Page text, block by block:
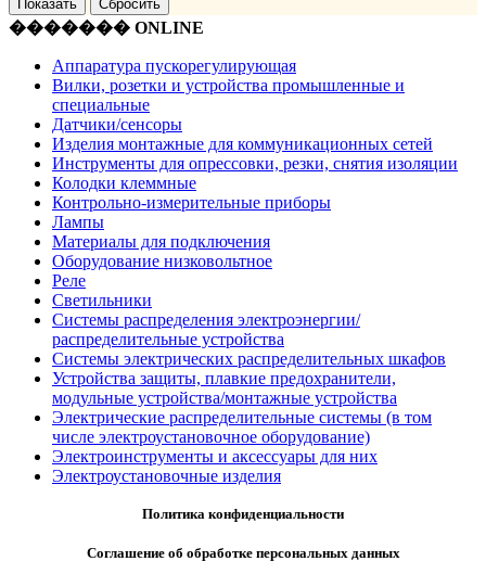
������� ONLINE
Аппаратура пускорегулирующая
Вилки, розетки и устройства промышленные и
специальные
Датчики/сенсоры
Изделия монтажные для коммуникационных сетей
Инструменты для опрессовки, резки, снятия изоляции
Колодки клеммные
Контрольно-измерительные приборы
Лампы
Материалы для подключения
Оборудование низковольтное
Реле
Светильники
Системы распределения электроэнергии/
распределительные устройства
Системы электрических распределительных шкафов
Устройства защиты, плавкие предохранители,
модульные устройства/монтажные устройства
Электрические распределительные системы (в том
числе электроустановочное оборудование)
Электроинструменты и аксессуары для них
Электроустановочные изделия
Политика конфиденциальности
Соглашение об обработке персональных данных